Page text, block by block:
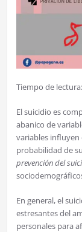
Tiempo de lectura:
El suicidio es
abanico de
variables influyen
probabilidad de
prevención del
En general, el
estresantes del
personales para